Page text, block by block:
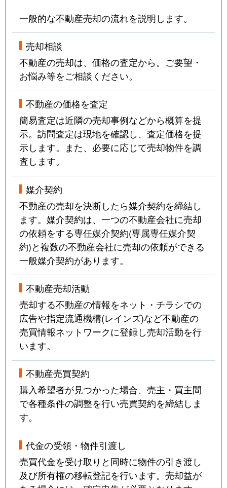
一般的な不動産売却の流れを説明します。
売却相談
不動産の売却は、価格の査定から。ご要望・
お悩み等をご相談ください。
不動産の価格を査定
簡易査定は近隣の売却事例などから概算を提
示。訪問査定は現地を確認し、査定価格を提
示します。また、必要に応じて売却物件を調
査します。
媒介契約
不動産の売却を決断したら媒介契約を締結し
ます。媒介契約は、一つの不動産会社に売却
の依頼をする専任媒介契約(専属専任媒介契
約)と複数の不動産会社に売却の依頼ができる
一般媒介契約があります。
不動産売却活動
売却する不動産の情報をネット・チラシでの
広告や指定流通機構(レインズ)など不動産の
売買情報ネットワークに登録し売却活動を行
います。
不動産売買契約
購入希望者が見つかった場合、売主・買主間
で各種条件の調整を行い売買契約を締結しま
す。
代金の受領・物件引渡し
売買代金を受け取りと同時に物件の引き渡し
及び所有権の移転登記を行います。売却益が